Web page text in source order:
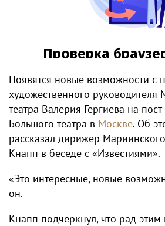
Появятся новые возможности с
художественного руководителя
театра Валерия Гергиева на
Большого театра в Москве. Об
рассказал дирижер
Кнапп в беседе с «Известиями».
«Это интересные, новые
он.
Кнапп подчеркнул, что рад